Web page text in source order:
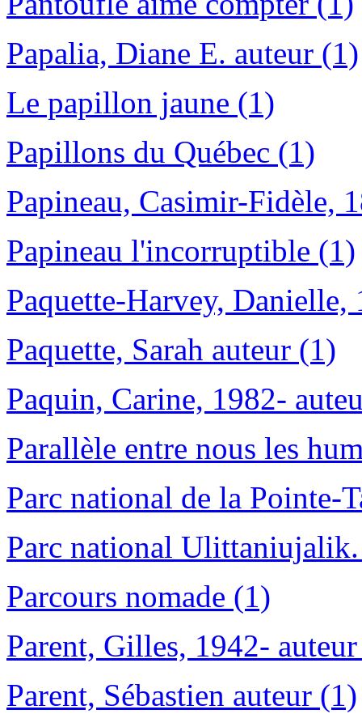
Papalia, Diane E. auteur (1)
Le papillon jaune (1)
Papillons du Québec (1)
Papineau, Casimir-Fidèle,
Papineau l'incorruptible (1)
Paquette-Harvey, Danielle,
Paquette, Sarah auteur (1)
Paquin, Carine, 1982-
Parallèle entre nous les
Parc national de la Pointe-
Parc national
Parcours nomade (1)
Parent, Gilles, 1942-
Parent, Sébastien auteur (1)